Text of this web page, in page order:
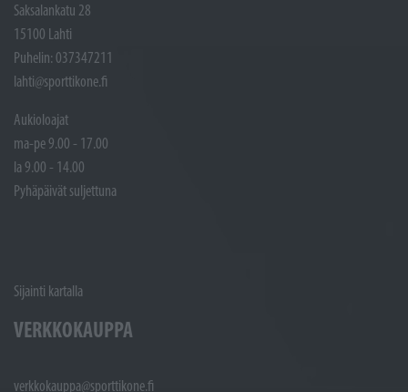
Saksalankatu 28
15100 Lahti
Puhelin: 037347211
lahti@sporttikone.fi
Aukioloajat
ma-pe 9.00 - 17.00
la 9.00 - 14.00
Pyhäpäivät suljettuna
Sijainti kartalla
VERKKOKAUPPA
verkkokauppa@sporttikone.fi